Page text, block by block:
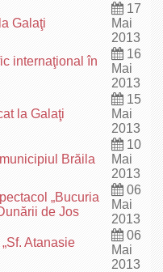
Galaţi
17
Mai
2013
internaţional în
16
Mai
2013
la Galaţi
15
Mai
2013
Brăila
10
Mai
2013
„Bucuria
de Jos
06
Mai
2013
Atanasie
06
Mai
2013